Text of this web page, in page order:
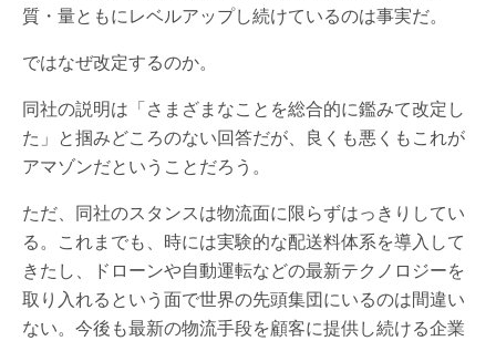
質・量ともにレベルアップし続けているのは事実だ。
ではなぜ改定するのか。
同社の説明は「さまざまなことを総合的に鑑みて改定し
た」と掴みどころのない回答だが、良くも悪くもこれが
アマゾンだということだろう。
ただ、同社のスタンスは物流面に限らずはっきりしてい
る。これまでも、時には実験的な配送料体系を導入して
きたし、ドローンや自動運転などの最新テクノロジーを
取り入れるという面で世界の先頭集団にいるのは間違い
ない。今後も最新の物流手段を顧客に提供し続ける企業